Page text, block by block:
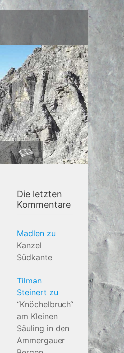
Die letzten
Kommentare
Madlen zu
Kanzel
Südkante
Tilman
Steinert zu
“Knöchelbruch“
am Kleinen
Säuling in den
Ammergauer